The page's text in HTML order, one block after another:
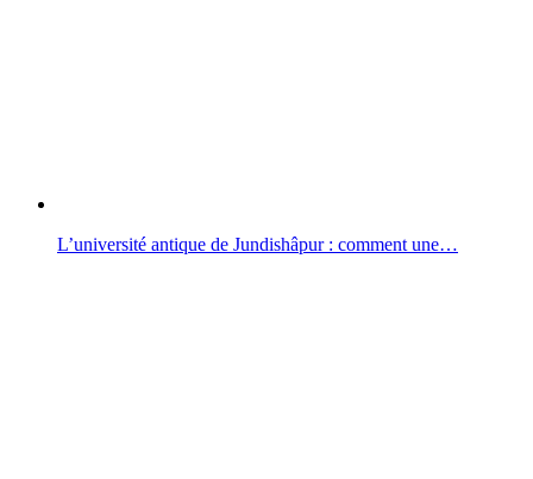
L’université antique de Jundishâpur : comment une…